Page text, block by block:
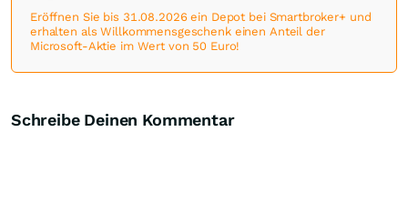
Eröffnen Sie bis 31.08.2026 ein Depot bei Smartbroker+ und
erhalten als Willkommensgeschenk einen Anteil der
Microsoft-Aktie im Wert von 50 Euro!
Schreibe Deinen Kommentar